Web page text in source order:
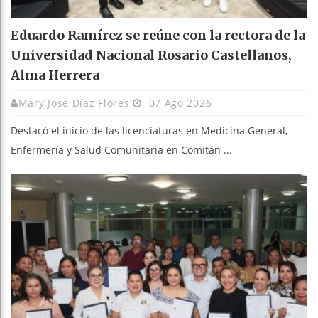
Eduardo Ramírez se reúne con la rectora de la
Universidad Nacional Rosario Castellanos,
Alma Herrera
Mary Jose Díaz Flores 07 Ago 2026
Destacó el inicio de las licenciaturas en Medicina General,
Enfermería y Salud Comunitaria en Comitán ...